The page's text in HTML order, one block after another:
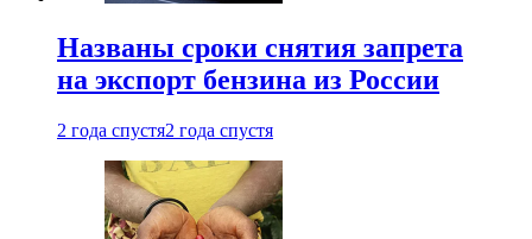
Названы сроки снятия запрета
на экспорт бензина из России
2 года спустя2 года спустя